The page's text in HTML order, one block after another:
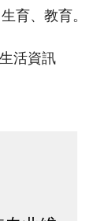
育、教育。
活資訊